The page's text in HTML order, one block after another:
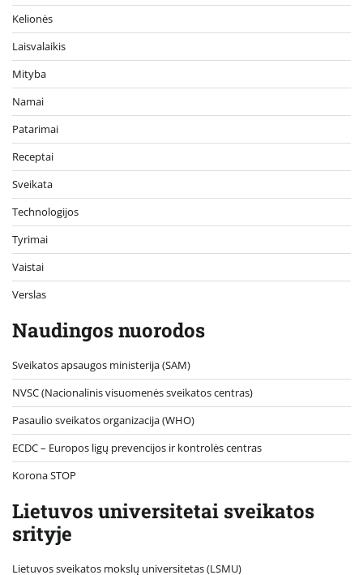
Kelionės
Laisvalaikis
Mityba
Namai
Patarimai
Receptai
Sveikata
Technologijos
Tyrimai
Vaistai
Verslas
Naudingos nuorodos
Sveikatos apsaugos ministerija (SAM)
NVSC (Nacionalinis visuomenės sveikatos centras)
Pasaulio sveikatos organizacija (WHO)
ECDC – Europos ligų prevencijos ir kontrolės centras
Korona STOP
Lietuvos universitetai sveikatos
srityje
Lietuvos sveikatos mokslų universitetas (LSMU)